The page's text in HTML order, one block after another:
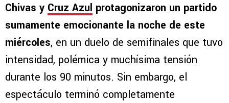
Chivas y Cruz Azul protagonizaron un partido
sumamente emocionante la noche de este
miércoles, en un duelo de semifinales que tuvo
intensidad, polémica y muchísima tensión
durante los 90 minutos. Sin embargo, el
espectáculo terminó completamente